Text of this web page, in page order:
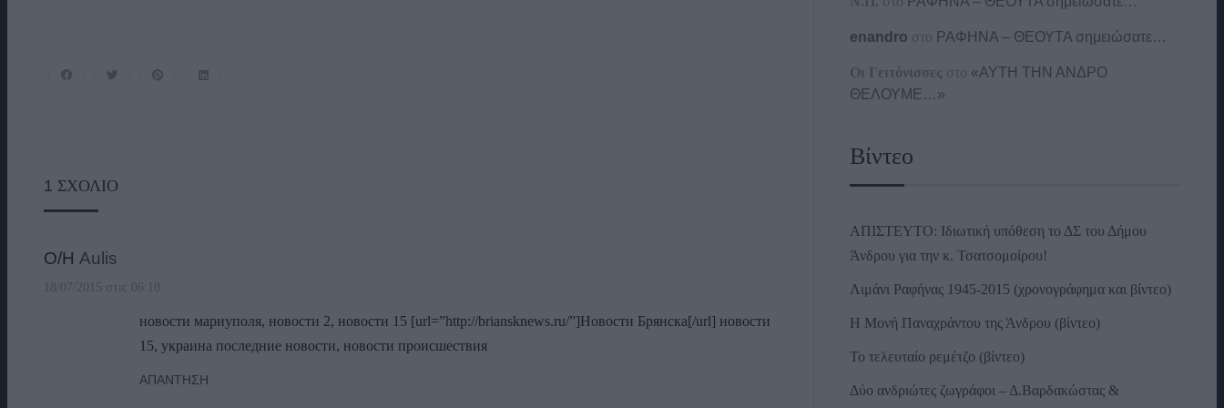
1 ΣΧΌΛΙΟ
Ο/Η Aulis
18/07/2015 στις 06:10
новости мариуполя, новости 2, новости 15 [url=”http://briansknews.ru/”]Новости Брянска[/url] новости
15, украина последние новости, новости происшествия
ΑΠΆΝΤΗΣΗ
enandro στο ΡΑΦΗΝΑ – ΘΕΟΥΤΑ σημειώσατε…
Οι Γειτόνισσες στο «ΑΥΤΗ ΤΗΝ ΑΝΔΡΟ
ΘΕΛΟΥΜΕ…»
Βίντεο
ΑΠΙΣΤΕΥΤΟ: Ιδιωτική υπόθεση το ΔΣ του Δήμου
Άνδρου για την κ. Τσατσομοίρου!
Λιμάνι Ραφήνας 1945-2015 (χρονογράφημα και βίντεο)
Η Μονή Παναχράντου της Άνδρου (βίντεο)
Το τελευταίο ρεμέτζο (βίντεο)
Δύο ανδριώτες ζωγράφοι – Δ.Βαρδακώστας &